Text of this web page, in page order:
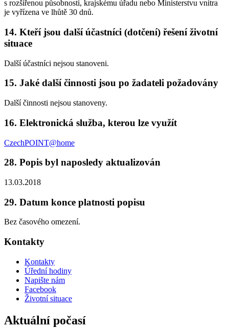
s rozšířenou působností, krajskému úřadu nebo Ministerstvu vnitra
je vyřízena ve lhůtě 30 dnů.
14. Kteří jsou další účastníci (dotčení) řešení životní
situace
Další účastníci nejsou stanoveni.
15. Jaké další činnosti jsou po žadateli požadovány
Další činnosti nejsou stanoveny.
16. Elektronická služba, kterou lze využít
CzechPOINT@home
28. Popis byl naposledy aktualizován
13.03.2018
29. Datum konce platnosti popisu
Bez časového omezení.
Kontakty
Kontakty
Úřední hodiny
Napište nám
Facebook
Životní situace
Aktuální počasí